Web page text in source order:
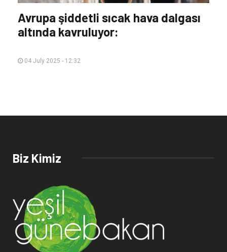
Avrupa şiddetli sıcak hava dalgası
altında kavruluyor:
04 July 2025 - 12:32
Biz Kimiz